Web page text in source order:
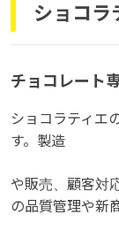
ショコラ
チョコレート
ショコラティエ
す。製造
や販売、顧客対
の品質管理や新